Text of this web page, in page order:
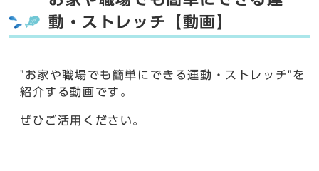
動・ストレッチ【動画】
"お家や職場でも簡単にできる運動・ストレッチ"を
紹介する動画です。
ぜひご活用ください。